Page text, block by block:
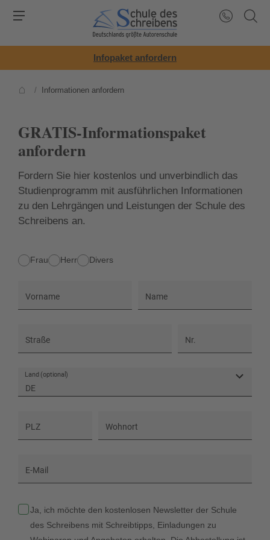
Infopaket anfordern
/ Informationen anfordern
GRATIS-Informationspaket
anfordern
Fordern Sie hier kostenlos und unverbindlich das
Studienprogramm mit ausführlichen Informationen
zu den Lehrgängen und Leistungen der Schule des
Schreibens an.
Anrede
Frau Herr Divers
Vorname Name
Straße Nr.
Land (optional)
DE
PLZ Wohnort
E-Mail
Ja, ich möchte den kostenlosen Newsletter der Schule
des Schreibens mit Schreibtipps, Einladungen zu